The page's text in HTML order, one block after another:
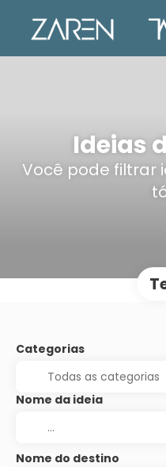
Ideias
Você pode filtrar
Categorias
Nome da ideia
Nome do destino